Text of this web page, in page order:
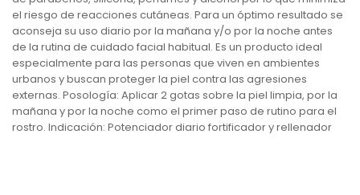
el riesgo de reacciones cutáneas. Para un óptimo resultado se
aconseja su uso diario por la mañana y/o por la noche antes
de la rutina de cuidado facial habitual. Es un producto ideal
especialmente para las personas que viven en ambientes
urbanos y buscan proteger la piel contra las agresiones
externas. Posología: Aplicar 2 gotas sobre la piel limpia, por la
mañana y por la noche como el primer paso de rutino para el
rostro. Indicación: Potenciador diario fortificador y rellenador